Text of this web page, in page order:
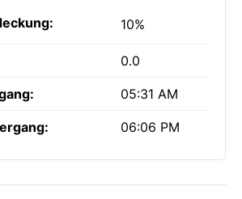
10%
0.0
05:31 AM
06:06 PM